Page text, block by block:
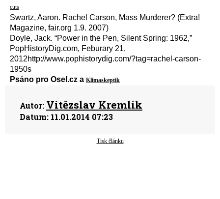
cuts
Swartz, Aaron. Rachel Carson, Mass Murderer? (Extra!
Magazine, fair.org 1.9. 2007)
Doyle, Jack. “Power in the Pen, Silent Spring: 1962,”
PopHistoryDig.com, Feburary 21,
2012http://www.pophistorydig.com/?tag=rachel-carson-
1950s
Psáno pro Osel.cz a Klimaskeptik
Autor: Vítězslav Kremlík
Datum: 11.01.2014 07:23
Tisk článku